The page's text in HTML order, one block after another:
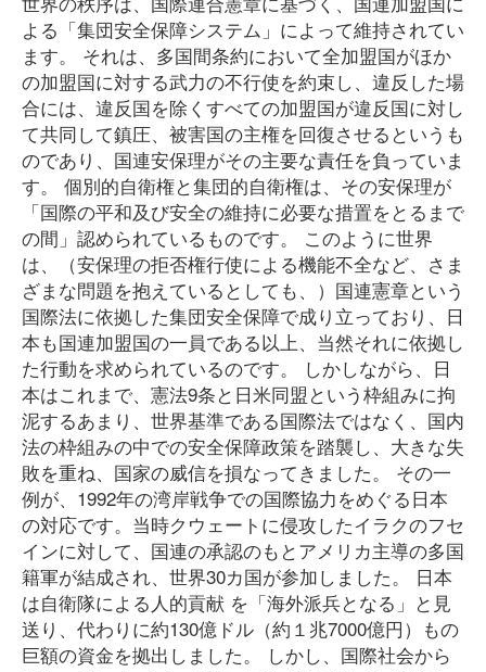
よる「集団安全保障システム」によって維持されてい
ます。 それは、多国間条約において全加盟国がほか
の加盟国に対する武力の不行使を約束し、違反した場
合には、違反国を除くすべての加盟国が違反国に対し
て共同して鎮圧、被害国の主権を回復させるというも
のであり、国連安保理がその主要な責任を負っていま
す。 個別的自衛権と集団的自衛権は、その安保理が
「国際の平和及び安全の維持に必要な措置をとるまで
の間」認められているものです。 このように世界
は、（安保理の拒否権行使による機能不全など、さま
ざまな問題を抱えているとしても、）国連憲章という
国際法に依拠した集団安全保障で成り立っており、日
本も国連加盟国の一員である以上、当然それに依拠し
た行動を求められているのです。 しかしながら、日
本はこれまで、憲法9条と日米同盟という枠組みに拘
泥するあまり、世界基準である国際法ではなく、国内
法の枠組みの中での安全保障政策を踏襲し、大きな失
敗を重ね、国家の威信を損なってきました。 その一
例が、1992年の湾岸戦争での国際協力をめぐる日本
の対応です。当時クウェートに侵攻したイラクのフセ
インに対して、国連の承認のもとアメリカ主導の多国
籍軍が結成され、世界30カ国が参加しました。 日本
は自衛隊による人的貢献 を「海外派兵となる」と見
送り、代わりに約130億ドル（約１兆7000億円）もの
巨額の資金を拠出しました。 しかし、国際社会から